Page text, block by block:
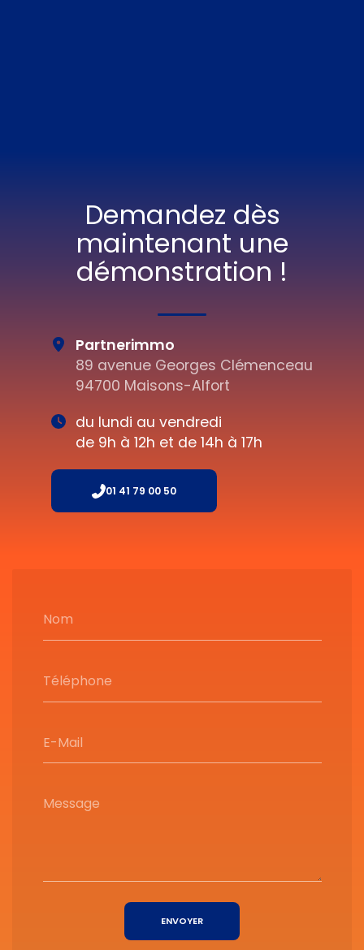
Demandez dès
maintenant une
démonstration !
Nom
Téléphone
E-Mail
Message
ENVOYER
Partnerimmo
89 avenue Georges Clémenceau
94700 Maisons-Alfort
du lundi au vendredi
de 9h à 12h et de 14h à 17h
01 41 79 00 50